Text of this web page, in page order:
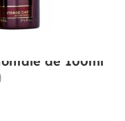
de 100ml